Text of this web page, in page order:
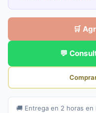
🛒
💬
🚚 Entrega en 2 horas